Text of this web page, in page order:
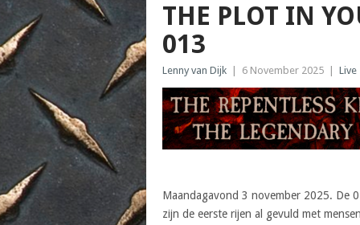
THE PLOT IN
013
Lenny van Dijk 6 November 2025 Live
Maandagavond 3 november 2025. De
zijn de eerste rijen al gevuld met